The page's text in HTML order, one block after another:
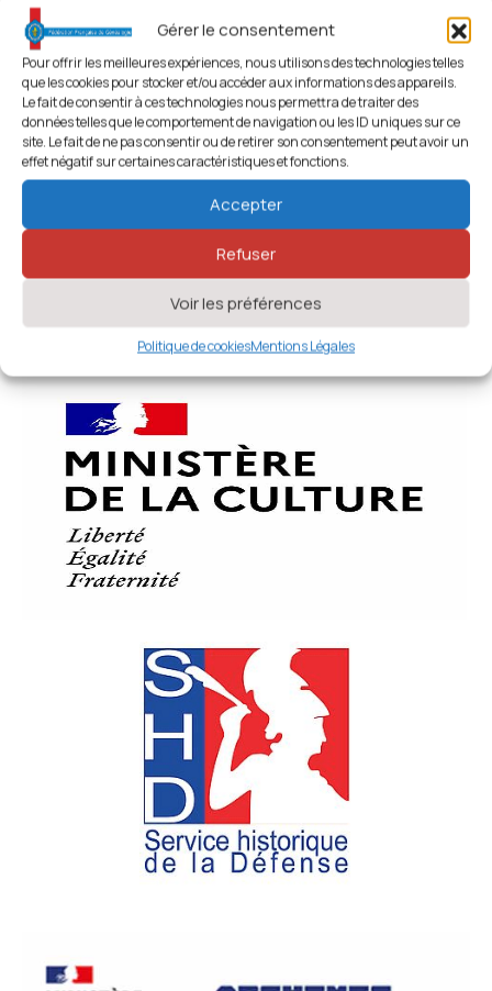
Gérer le consentement
Pour offrir les meilleures expériences, nous utilisons des technologies telles
que les cookies pour stocker et/ou accéder aux informations des appareils.
Le fait de consentir à ces technologies nous permettra de traiter des
données telles que le comportement de navigation ou les ID uniques sur ce
site. Le fait de ne pas consentir ou de retirer son consentement peut avoir un
effet négatif sur certaines caractéristiques et fonctions.
Accepter
Refuser
Voir les préférences
Politique de cookiesMentions Légales